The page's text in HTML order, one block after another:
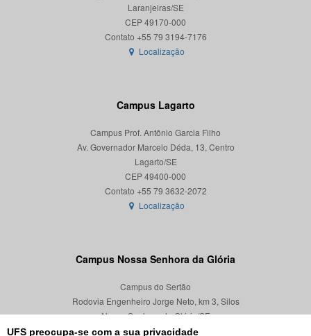
UFS preocupa-se com a sua privacidade
Laranjeiras/SE
CEP 49170-000
Localização
Campus Lagarto
Campus Prof. Antônio Garcia Filho
Av. Governador Marcelo Déda, 13, Centro
Lagarto/SE
CEP 49400-000
Localização
Campus Nossa Senhora da Glória
Campus do Sertão
Rodovia Engenheiro Jorge Neto, km 3, Silos
Nossa Senhora da Glória/SE
CEP 49680-000